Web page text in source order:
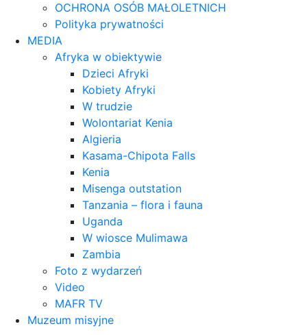
OCHRONA OSÓB MAŁOLETNICH
Polityka prywatności
MEDIA
Afryka w obiektywie
Dzieci Afryki
Kobiety Afryki
W trudzie
Wolontariat Kenia
Algieria
Kasama-Chipota Falls
Kenia
Misenga outstation
Tanzania – flora i fauna
Uganda
W wiosce Mulimawa
Zambia
Foto z wydarzeń
Video
MAFR TV
Muzeum misyjne